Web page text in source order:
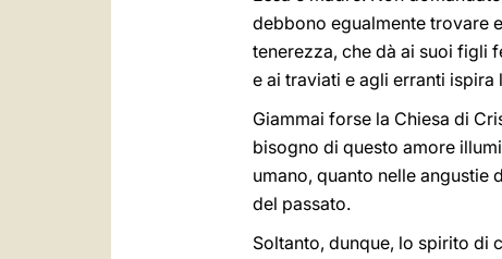
debbono egualmente trovare
tenerezza, che dà ai suoi figli
e ai traviati e agli erranti
Giammai forse la Chiesa di
bisogno di questo amore
umano, quanto nelle
del passato.
Soltanto, dunque, lo spirito di